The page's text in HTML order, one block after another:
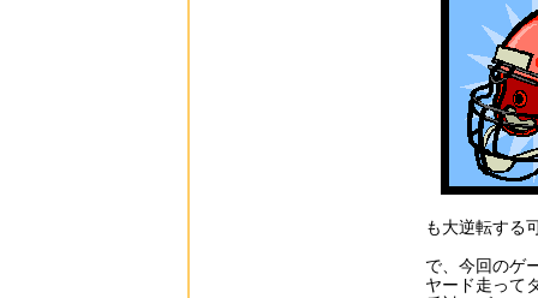
も大逆転する
で、今回のゲ
ヤード走って